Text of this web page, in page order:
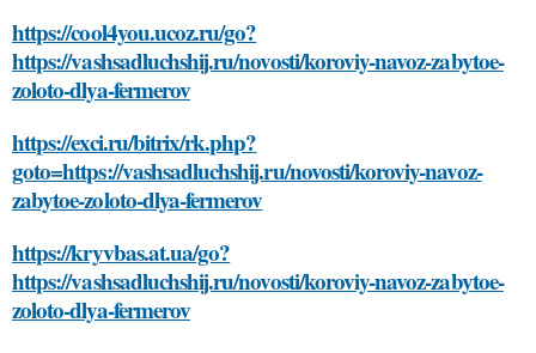
https://cool4you.ucoz.ru/go?
https://vashsadluchshij.ru/novosti/koroviy-navoz-zabytoe-
zoloto-dlya-fermerov
https://exci.ru/bitrix/rk.php?
goto=https://vashsadluchshij.ru/novosti/koroviy-navoz-
zabytoe-zoloto-dlya-fermerov
https://kryvbas.at.ua/go?
https://vashsadluchshij.ru/novosti/koroviy-navoz-zabytoe-
zoloto-dlya-fermerov